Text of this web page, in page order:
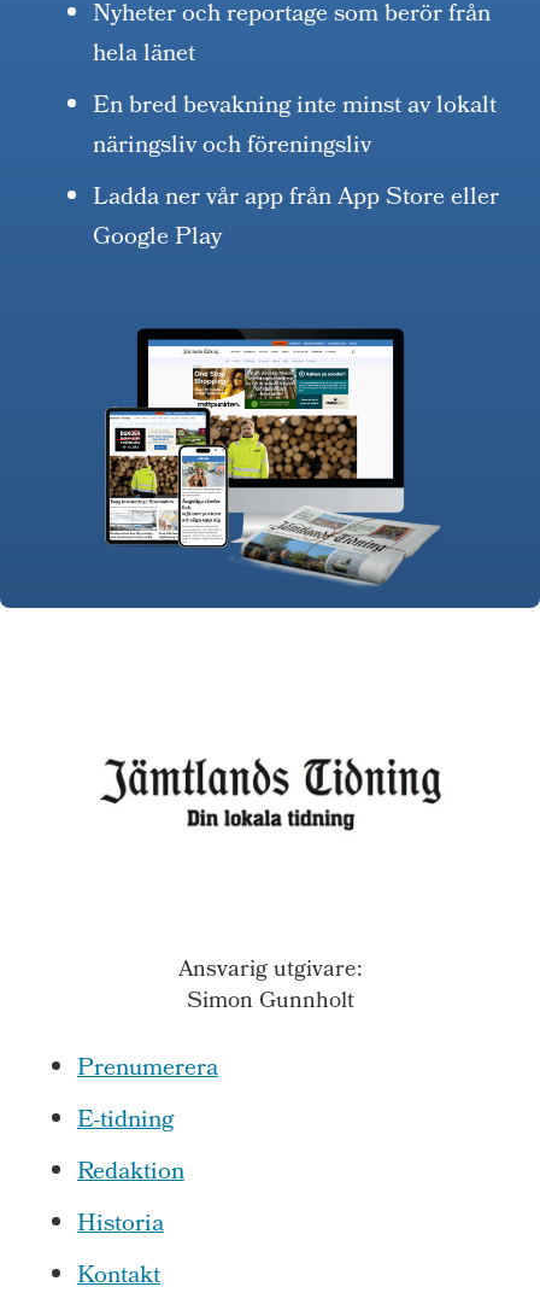
Nyheter och reportage som berör från
hela länet
En bred bevakning inte minst av lokalt
näringsliv och föreningsliv
Ladda ner vår app från App Store eller
Google Play
Ansvarig utgivare:
Simon Gunnholt
Prenumerera
E-tidning
Redaktion
Historia
Kontakt